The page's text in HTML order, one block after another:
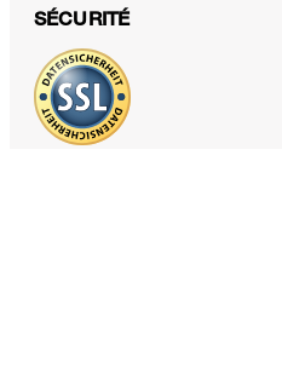
120,00 €
SÉCURITÉ